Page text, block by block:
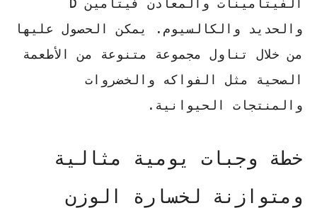
الفيتامينات والمعادن
فيتامين D
والحديد والكالسيوم . يمكن الحصول عليها
من خلال تناول مجموعة متنوعة من الأطعمة
الصحية مثل الفواكه والخضروات
والمنتجات الحيوانية.
خطة وجبات يومية مثالية
ومتوازنة لخسارة الوزن